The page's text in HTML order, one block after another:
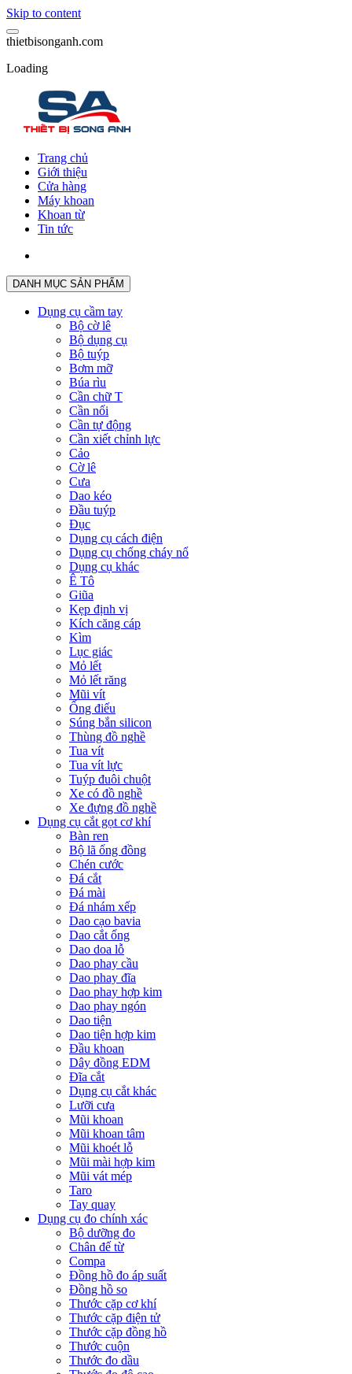
Skip to content
thietbisonganh.com
Loading
Trang chủ
Giới thiệu
Cửa hàng
Máy khoan
Khoan từ
Tin tức
DANH MỤC SẢN PHẨM
Dụng cụ cầm tay
Bộ cờ lê
Bộ dụng cụ
Bộ tuýp
Bơm mỡ
Búa rìu
Cần chữ T
Cần nối
Cần tự động
Cần xiết chỉnh lực
Cảo
Cờ lê
Cưa
Dao kéo
Đầu tuýp
Đục
Dụng cụ cách điện
Dụng cụ chống cháy nổ
Dụng cụ khác
Ê Tô
Giũa
Kẹp định vị
Kích căng cáp
Kìm
Lục giác
Mỏ lết
Mỏ lết răng
Mũi vít
Ống điếu
Súng bắn silicon
Thùng đồ nghề
Tua vít
Tua vít lực
Tuýp đuôi chuột
Xe có đồ nghề
Xe đựng đồ nghề
Dụng cụ cắt gọt cơ khí
Bàn ren
Bộ lã ống đồng
Chén cước
Đá cắt
Đá mài
Đá nhám xếp
Dao cạo bavia
Dao cắt ống
Dao doa lỗ
Dao phay cầu
Dao phay đĩa
Dao phay hợp kim
Dao phay ngón
Dao tiện
Dao tiện hợp kim
Đầu khoan
Dây đồng EDM
Đĩa cắt
Dụng cụ cắt khác
Lưỡi cưa
Mũi khoan
Mũi khoan tâm
Mũi khoét lỗ
Mũi mài hợp kim
Mũi vát mép
Taro
Tay quay
Dụng cụ đo chính xác
Bộ dưỡng đo
Chân đế từ
Compa
Đồng hồ đo áp suất
Đồng hồ so
Thước cặp cơ khí
Thước cặp điện tử
Thước cặp đồng hồ
Thước cuộn
Thước đo dầu